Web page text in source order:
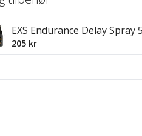
EXS Endurance Delay Spray
205 kr